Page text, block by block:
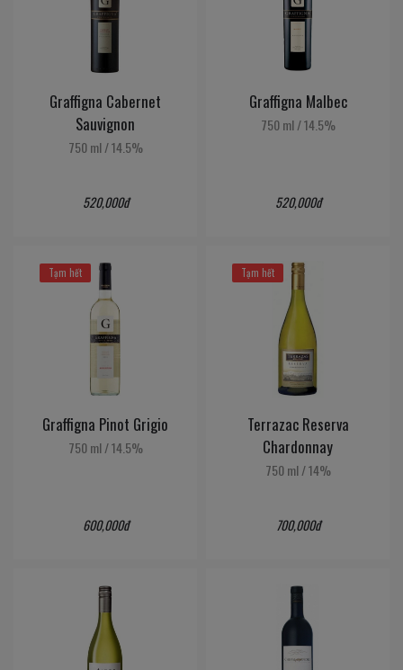
Graffigna Cabernet
Sauvignon
750 ml/14.5%
520,000đ
Graffigna Malbec
750 ml/14.5%
520,000đ
Tạm hết
Graffigna Pinot Grigio
750 ml /14.5%
600,000đ
Tạm hết
Terrazac Reserva
Chardonnay
750 ml /14%
700,000đ